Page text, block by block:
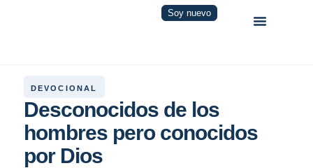
Soy nuevo
DEVOCIONAL
Desconocidos de los
hombres pero conocidos
por Dios